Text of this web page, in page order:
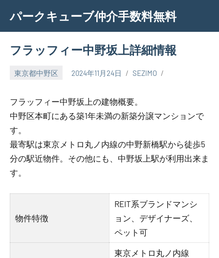
content
パークキューブ仲介手数料無料
フラッフィー中野坂上詳細情報
東京都中野区 2024年11月24日 SEZIMO
フラッフィー中野坂上の建物概要。
中野区本町にある築1年未満の新築分譲マンションで
す。
最寄駅は東京メトロ丸ノ内線の中野新橋駅から徒歩5
分の駅近物件。その他にも、中野坂上駅が利用出来ま
す。
物件特徴
REIT系ブランドマンシ
ョン、デザイナーズ、
ペット可
東京メトロ丸ノ内線